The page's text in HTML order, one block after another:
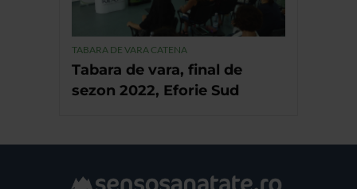
TABARA DE VARA CATENA
Tabara de vara, final de
sezon 2022, Eforie Sud